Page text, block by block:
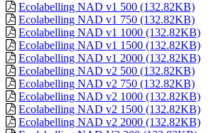
Ecolabelling NAD v1 500 (132.82KB)
Ecolabelling NAD v1 750 (132.82KB)
Ecolabelling NAD v1 1000 (132.82KB)
Ecolabelling NAD v1 1500 (132.82KB)
Ecolabelling NAD v1 2000 (132.82KB)
Ecolabelling NAD v2 500 (132.82KB)
Ecolabelling NAD v2 750 (132.82KB)
Ecolabelling NAD v2 1000 (132.82KB)
Ecolabelling NAD v2 1500 (132.82KB)
Ecolabelling NAD v2 2000 (132.82KB)